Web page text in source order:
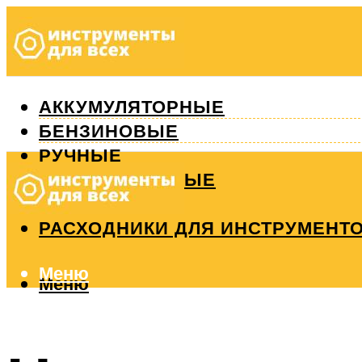
АККУМУЛЯТОРНЫЕ
БЕНЗИНОВЫЕ
РУЧНЫЕ
ИЗМЕРИТЕЛЬНЫЕ
РЕМОНТ
РАСХОДНИКИ ДЛЯ
Меню
Меню